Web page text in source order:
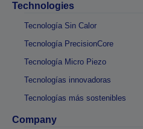
Technologies
Tecnología Sin Calor
Tecnología PrecisionCore
Tecnología Micro Piezo
Tecnologías innovadoras
Tecnologías más sostenibles
Company